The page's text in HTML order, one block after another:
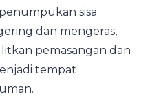
sisa
dan mengeras,
pemasangan dan
tempat